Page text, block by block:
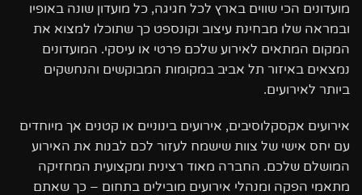
מועדונים הכי שווים בארץ לכל חגיגה, כל מועדון שונה באופיו
ובמראה שלו מבחינת עיצוב וקונספט כך שתוכלו למצוא את
המקום המתאים לאירוע שלכם פרטי או עיסקי. המועדונים
נמצאים באיזור תל אביב במקומות המבוקשים והנחשקים
ביותר לאירועים.
אירועים אקסקלוסיבים, אירועים בינוניים או קטנים אך מיוחדים
עם יחס אישי של צוות שישמח לעזור לכם לבנות את האירוע
המושלם שלכם. החברה מאוד רצינית ומקצועית המחזיקה
מתאמי הפקה ומנהלי אירועים מובילים בתחום – כך שאתם